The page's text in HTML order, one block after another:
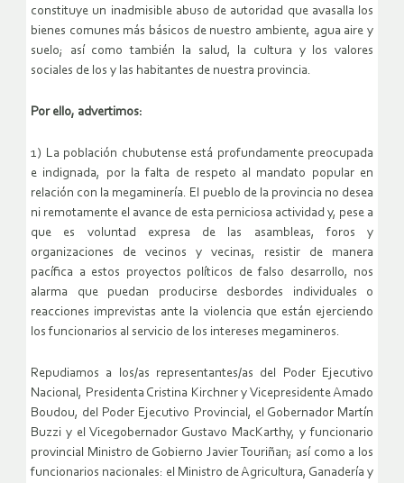
constituye un inadmisible abuso de autoridad que avasalla los
bienes comunes más básicos de nuestro ambiente, agua aire y
suelo; así como también la salud, la cultura y los valores
sociales de los y las habitantes de nuestra provincia.
Por ello, advertimos:
1) La población chubutense está profundamente preocupada
e indignada, por la falta de respeto al mandato popular en
relación con la megaminería. El pueblo de la provincia no desea
ni remotamente el avance de esta perniciosa actividad y, pese a
que es voluntad expresa de las asambleas, foros y
organizaciones de vecinos y vecinas, resistir de manera
pacífica a estos proyectos políticos de falso desarrollo, nos
alarma que puedan producirse desbordes individuales o
reacciones imprevistas ante la violencia que están ejerciendo
los funcionarios al servicio de los intereses megamineros.
Repudiamos a los/as representantes/as del Poder Ejecutivo
Nacional, Presidenta Cristina Kirchner y Vicepresidente Amado
Boudou, del Poder Ejecutivo Provincial, el Gobernador Martín
Buzzi y el Vicegobernador Gustavo MacKarthy, y funcionario
provincial Ministro de Gobierno Javier Touriñan; así como a los
funcionarios nacionales: el Ministro de Agricultura, Ganadería y